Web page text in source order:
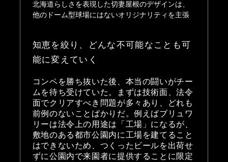
北海道らしさを表現した切妻屋根のデザインは、
他のドーム型球場にはないオリジナリティを主張
知恵を絞り、どんな不可能なことも可
能に変えていく
コンペを勝ち抜いた後、本当の闘いがチー
ムを待ち受けていた。まずは技術面、法令
面でクリアすべき問題が多々あり、どれも
前例のないことばかりだ。例えばブリュワ
リーは法令上の用途は「工場」になるが、
敷地のある都市公園内に工場を建てること
はできないため、つくったビールを出荷せ
ずに公園内で来園者に提供することに限定